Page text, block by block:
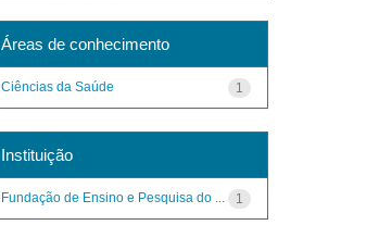
Áreas de conhecimento
1
Ciências da Saúde
Instituição
1
Fundação de Ensino e Pesquisa do ...